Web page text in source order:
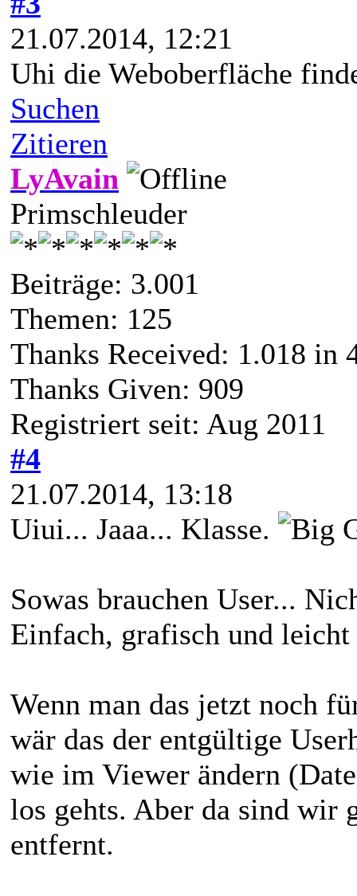
21.07.2014, 12:21
Uhi die Weboberfläche
Suchen
Zitieren
LyAvain
Primschleuder
Beiträge: 3.001
Themen: 125
Thanks Received: 1.018 in
Thanks Given: 909
Registriert seit: Aug 2011
#4
21.07.2014, 13:18
Uiui... Jaaa... Klasse.
Sowas brauchen User...
Einfach, grafisch und
Wenn man das jetzt noch
wär das der entgültige
wie im Viewer ändern
los gehts. Aber da sind wir
entfernt.